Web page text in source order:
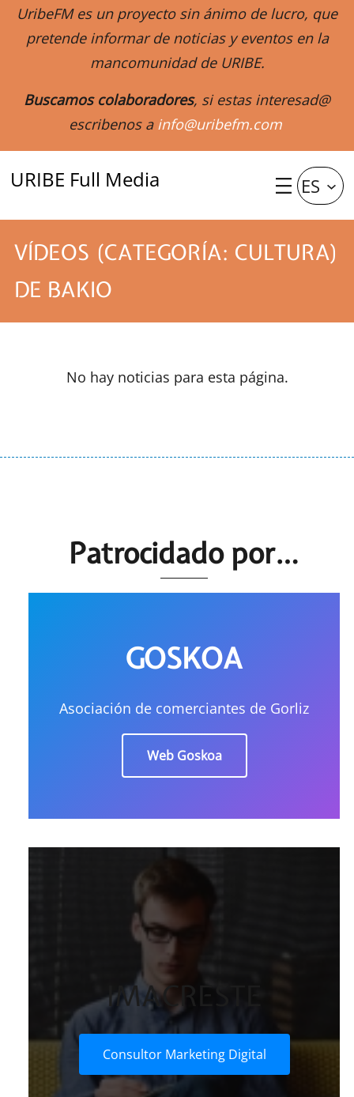
UribeFM es un proyecto sin ánimo de lucro, que
pretende informar de noticias y eventos en la
mancomunidad de URIBE.
Buscamos colaboradores, si estas interesad@
escribenos a info@uribefm.com
URIBE Full Media ES
VÍDEOS (CATEGORÍA: CULTURA)
DE BAKIO
No hay noticias para esta página.
Patrocidado por…
GOSKOA
Asociación de comerciantes de Gorliz
Web Goskoa
IMACRESTE
Consultor Marketing Digital